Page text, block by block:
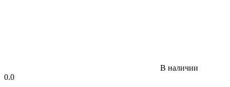
В наличии
0.0